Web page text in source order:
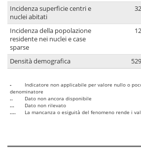
Incidenza superficie centri e
nuclei abitati
Incidenza della popolazione
residente nei nuclei e case
sparse
Densità demografica
-
Indicatore non applicabile per valore nullo o
denominatore
..
Dato non ancora disponibile
...
Dato non rilevato
....
La mancanza o esiguità del fenomeno rende i